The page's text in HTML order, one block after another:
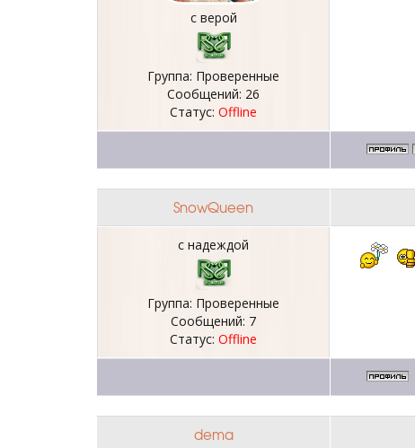
с верой
Группа: Проверенные
Сообщений: 26
Статус: Offline
SnowQueen
с надеждой
Группа: Проверенные
Сообщений: 7
Статус: Offline
dema